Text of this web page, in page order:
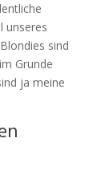
unseres
sind
Grunde
ja meine